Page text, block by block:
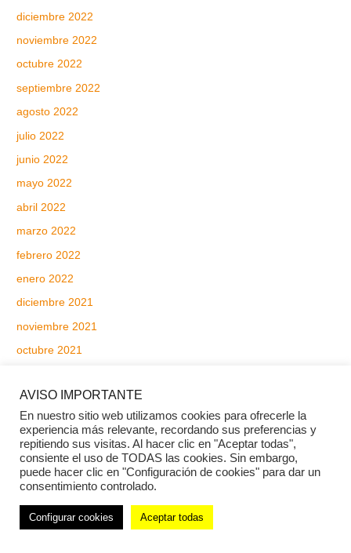
diciembre 2022
noviembre 2022
octubre 2022
septiembre 2022
agosto 2022
julio 2022
junio 2022
mayo 2022
abril 2022
marzo 2022
febrero 2022
enero 2022
diciembre 2021
noviembre 2021
octubre 2021
agosto 2021
julio 2021
junio 2021
mayo 2021
abril 2021
marzo 2021
AVISO IMPORTANTE
En nuestro sitio web utilizamos cookies para ofrecerle la
experiencia más relevante, recordando sus preferencias y
repitiendo sus visitas. Al hacer clic en "Aceptar todas",
consiente el uso de TODAS las cookies. Sin embargo,
puede hacer clic en "Configuración de cookies" para dar un
consentimiento controlado.
Configurar cookies Aceptar todas